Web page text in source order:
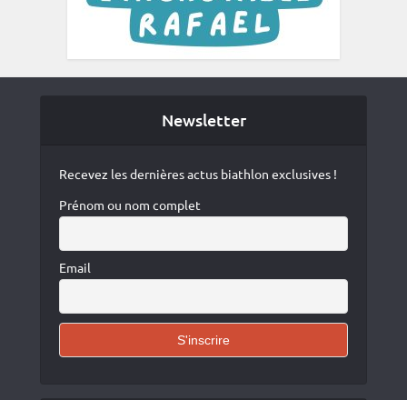
Newsletter
Recevez les dernières actus biathlon exclusives !
Prénom ou nom complet
Email